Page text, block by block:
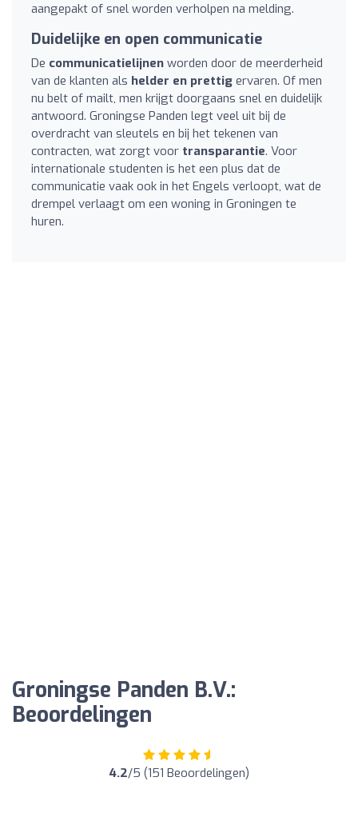
aangepakt of snel worden verholpen na melding.
Duidelijke en open communicatie
De communicatielijnen worden door de meerderheid
van de klanten als helder en prettig ervaren. Of men
nu belt of mailt, men krijgt doorgaans snel en duidelijk
antwoord. Groningse Panden legt veel uit bij de
overdracht van sleutels en bij het tekenen van
contracten, wat zorgt voor transparantie. Voor
internationale studenten is het een plus dat de
communicatie vaak ook in het Engels verloopt, wat de
drempel verlaagt om een woning in Groningen te
huren.
Groningse Panden B.V.:
Beoordelingen
4.2/5 (151 Beoordelingen)